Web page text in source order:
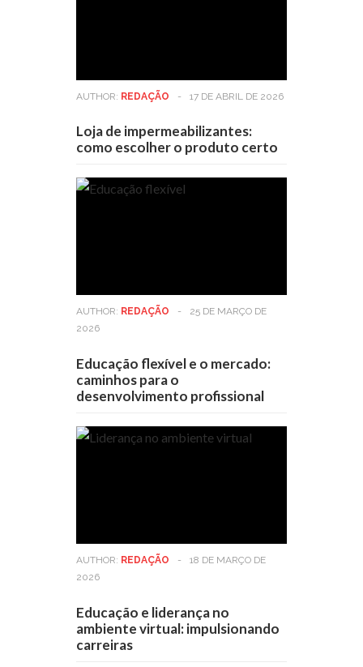
AUTHOR: REDAÇÃO - 17 DE ABRIL DE 2026
Loja de impermeabilizantes:
como escolher o produto certo
AUTHOR: REDAÇÃO -
25 DE MARÇO DE
2026
Educação flexível e o mercado:
caminhos para o
desenvolvimento profissional
AUTHOR: REDAÇÃO -
18 DE MARÇO DE
2026
Educação e liderança no
ambiente virtual: impulsionando
carreiras